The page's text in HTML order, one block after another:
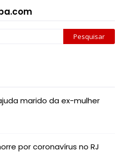
marido da ex-mulher
por coronavírus no RJ